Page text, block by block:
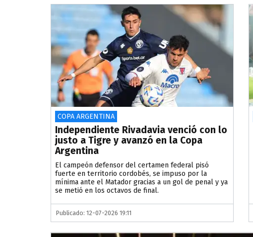
COPA ARGENTINA
Independiente Rivadavia venció con lo
justo a Tigre y avanzó en la Copa
Argentina
El campeón defensor del certamen federal pisó
fuerte en territorio cordobés, se impuso por la
mínima ante el Matador gracias a un gol de penal y ya
se metió en los octavos de final.
Publicado: 12-07-2026 19:11